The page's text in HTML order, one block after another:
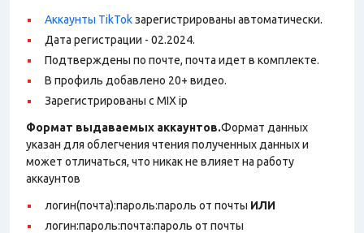
Аккаунты TikTokзарегистрированы автоматически.
Дата регистрации - 02.2024.
Подтверждены по почте, почта идет в комплекте.
В профиль добавлено 20+ видео.
Зарегистрированы с MIX ip
Формат выдаваемых аккаунтов.Формат данных
указан для облегчения чтения полученных данных и
может отличаться, что никак не влияет на работу
аккаунтов
логин(почта):пароль:пароль от почты ИЛИ
логин:пароль:почта:пароль от почты